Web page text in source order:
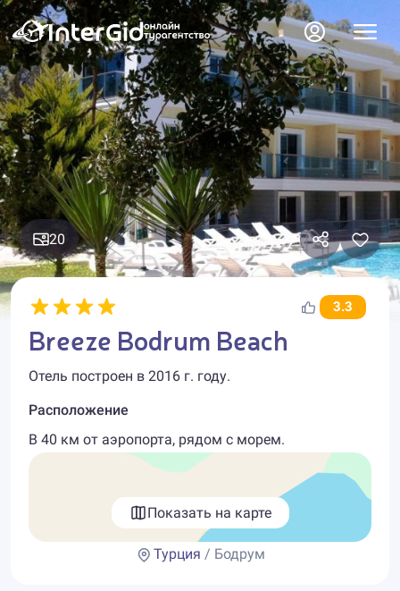
20
3.3
Breeze Bodrum Beach
Отель построен в 2016 г. году.
Расположение
В 40 км от аэропорта, рядом с морем.
Показать на карте
Турция / Бодрум